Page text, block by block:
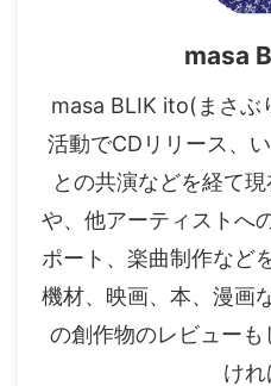
masa
masa BLIK ito(まさぶ
活動でCDリリース、
との共演などを経て
や、他アーティストへ
ポート、楽曲制作など
機材、映画、本、漫画
の創作物のレビュー
けれ